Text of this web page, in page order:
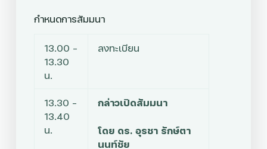
กำหนดการสัมมนา
13.00 –
13.30
น.
ลงทะเบียน
13.30 –
13.40
น.
กล่าวเปิดสัมมนา
โดย ดร. อุรชา รักษ์ตา
นนท์ชัย